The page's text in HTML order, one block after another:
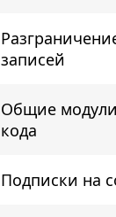
записей
Общие
кода
Подписки на